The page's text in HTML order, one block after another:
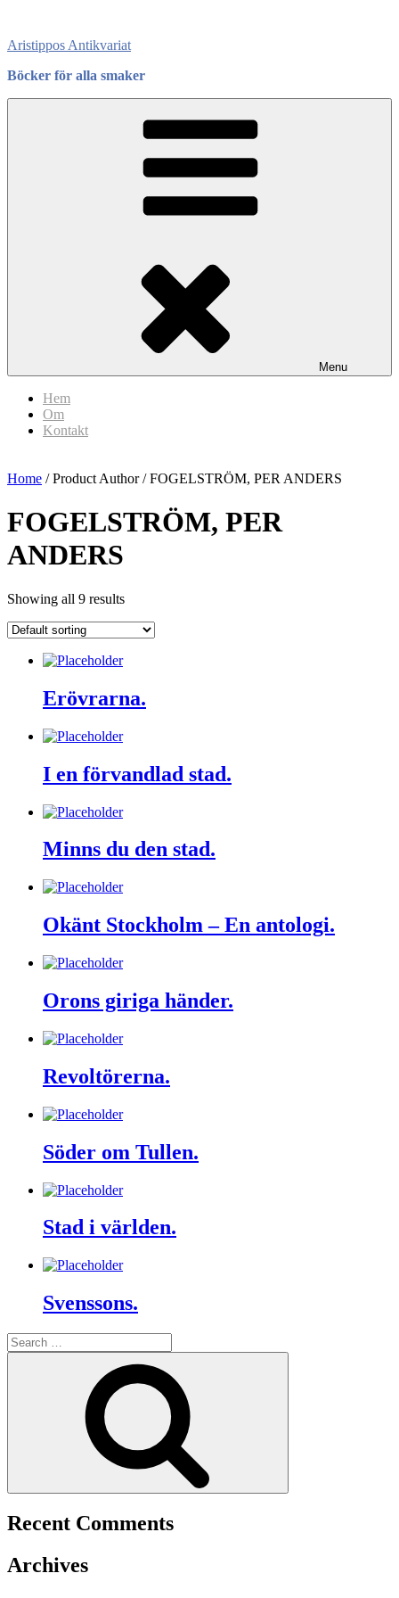
content
Aristippos Antikvariat
Böcker för alla smaker
Menu
Hem
Om
Kontakt
Home / Product Author / FOGELSTRÖM, PER ANDERS
FOGELSTRÖM, PER
ANDERS
Showing all 9 results
Erövrarna.
I en förvandlad stad.
Minns du den stad.
Okänt Stockholm – En antologi.
Orons giriga händer.
Revoltörerna.
Söder om Tullen.
Stad i världen.
Svenssons.
Search
for:
Recent Comments
Archives